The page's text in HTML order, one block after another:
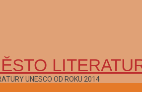
UNESCO OD ROKU 2014